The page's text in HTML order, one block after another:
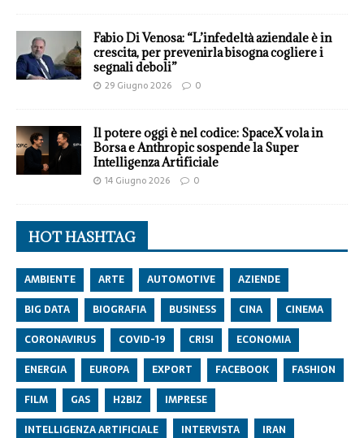
Fabio Di Venosa: “L’infedeltà aziendale è in
crescita, per prevenirla bisogna cogliere i
segnali deboli”
29 Giugno 2026 0
Il potere oggi è nel codice: SpaceX vola in
Borsa e Anthropic sospende la Super
Intelligenza Artificiale
14 Giugno 2026 0
HOT HASHTAG
AMBIENTE ARTE AUTOMOTIVE
AZIENDE
BIG DATA
BIOGRAFIA BUSINESS CINA
CINEMA
CORONAVIRUS
COVID-19 CRISI
ECONOMIA
ENERGIA
EUROPA EXPORT FACEBOOK
FASHION
FILM
GAS H2BIZ
IMPRESE
INTELLIGENZA ARTIFICIALE
INTERVISTA IRAN